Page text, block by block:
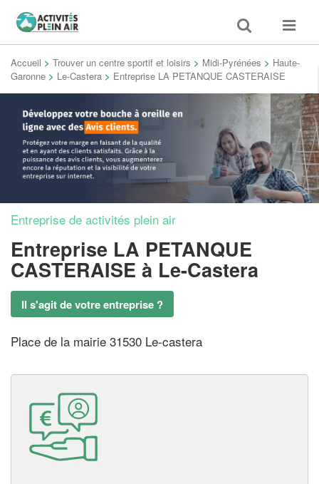
Toggle
search
Toggle
Accueil > Trouver un centre sportif et loisirs > Midi-Pyrénées > Haute-
Garonne > Le-Castera > Entreprise LA PETANQUE CASTERAISE
Entreprise de activités plein air
Entreprise LA PETANQUE
CASTERAISE à Le-Castera
Il s'agit de votre entreprise ?
Place de la mairie 31530 Le-castera